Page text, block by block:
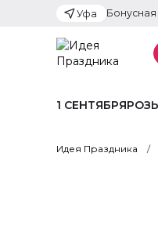
Уфа
1 СЕНТЯБРЯ
Идея Праздника